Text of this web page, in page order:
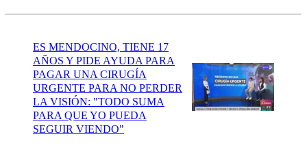
ES MENDOCINO, TIENE 17
AÑOS Y PIDE AYUDA PARA
PAGAR UNA CIRUGÍA
URGENTE PARA NO PERDER
LA VISIÓN: "TODO SUMA
PARA QUE YO PUEDA
SEGUIR VIENDO"